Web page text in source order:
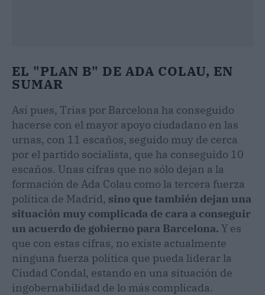
EL "PLAN B" DE ADA COLAU, EN
SUMAR
Así pues, Trias por Barcelona ha conseguido
hacerse con el mayor apoyo ciudadano en las
urnas, con 11 escaños, seguido muy de cerca
por el partido socialista, que ha conseguido 10
escaños. Unas cifras que no sólo dejan a la
formación de Ada Colau como la tercera fuerza
política de Madrid, sino que también dejan una
situación muy complicada de cara a conseguir
un acuerdo de gobierno para Barcelona. Y es
que con estas cifras, no existe actualmente
ninguna fuerza política que pueda liderar la
Ciudad Condal, estando en una situación de
ingobernabilidad de lo más complicada.